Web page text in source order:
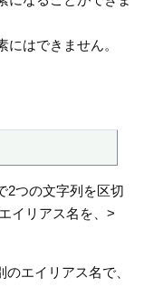
はできません。
2つの文字列を区切
イリアス名を、>
エイリアス名で、